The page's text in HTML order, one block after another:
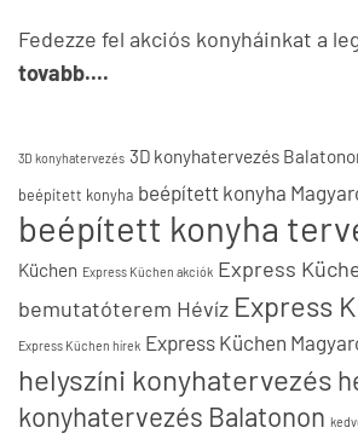
Fedezze fel akciós konyháinkat a
tovabb....
3D konyhatervezés 3D konyhatervezés
beépített konyha beépített konyha
beépített konyha
Küchen Express Küchen akciók Express
bemutatóterem Hévíz Express
Express Küchen hírek Express Küchen
helyszíni konyhatervezés
konyhatervezés Balatonon